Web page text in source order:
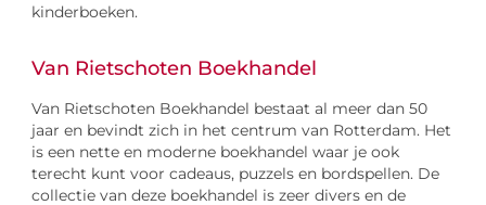
kinderboeken.
Van Rietschoten Boekhandel
Van Rietschoten Boekhandel bestaat al meer dan 50
jaar en bevindt zich in het centrum van Rotterdam. Het
is een nette en moderne boekhandel waar je ook
terecht kunt voor cadeaus, puzzels en bordspellen. De
collectie van deze boekhandel is zeer divers en de